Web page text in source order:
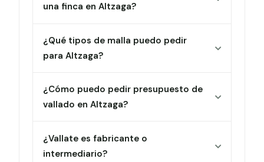
una finca en Altzaga?
¿Qué tipos de malla puedo pedir
para Altzaga?
¿Cómo puedo pedir presupuesto de
vallado en Altzaga?
¿Vallate es fabricante o
intermediario?